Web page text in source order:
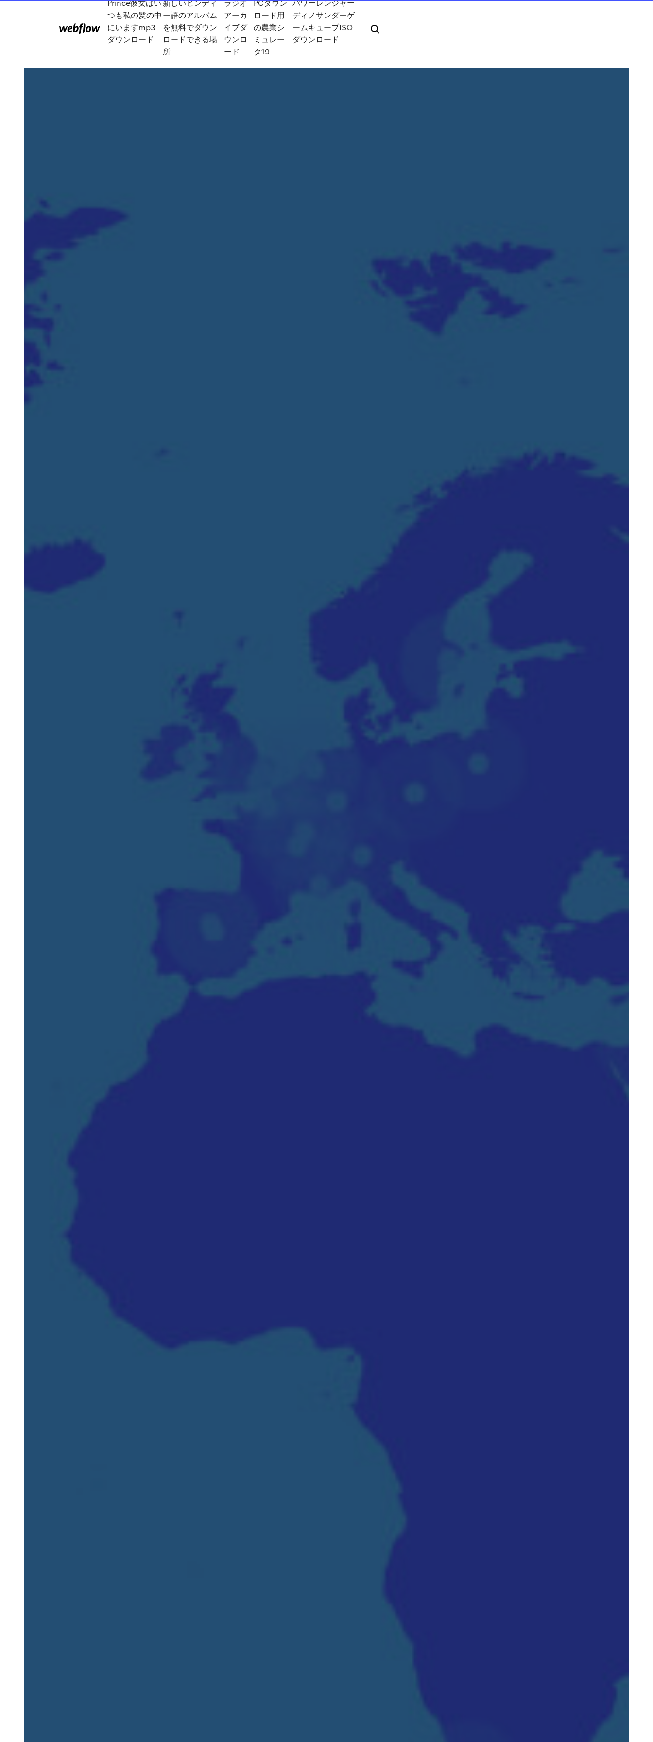
Prince彼女はい
つも私の髪の中
にいますmp3
ダウンロード
新しいヒンディ
ー語のアルバム
を無料でダウン
ロードできる場
所
ラジオ
アーカ
イブダ
ウンロ
ード
PCダウン
ロード用
の農業シ
ミュレー
タ19
パワーレンジャー
ディノサンダーゲ
ームキューブISO
ダウンロード